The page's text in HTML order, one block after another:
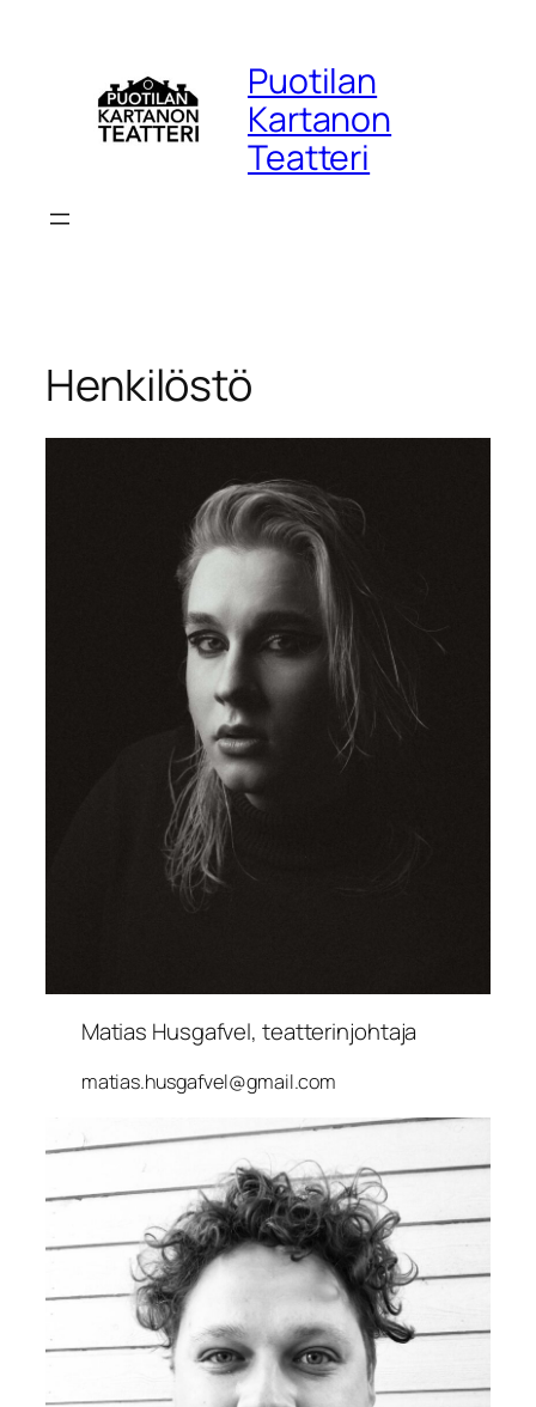
Puotilan
Kartanon
Teatteri
Henkilöstö
Matias Husgafvel, teatterinjohtaja
matias.husgafvel@gmail.com